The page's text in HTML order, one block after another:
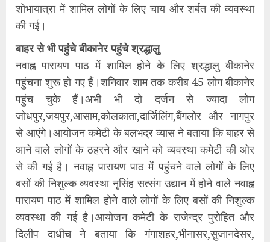
शोभायात्रा में शामिल लोगों के लिए चाय और शर्बत की व्यवस्था
की गई।
बाहर से भी पहुंचे बीकानेर पहुंचे श्रद्धालु
नवाह्न पारायण पाठ में शामिल होने के लिए श्रद्धालु बीकानेर
पहुंचना शुरू हो गए हैं।शनिवार शाम तक करीब 45 लोग बीकानेर
पहुंच चुके हैं।अभी भी दो दर्जन से ज्यादा लोग
जोधपुर,जयपुर,आसाम,कोलकाता,दार्जिलिंग,बैंगलोर और नागपुर
से आएंगे।आयोजन कमेटी के बलभद्र व्यास ने बताया कि बाहर से
आने वाले लोगों के ठहरने और खाने को व्यवस्था कमेटी की ओर
से की गई है। नवाह्न पारायण पाठ में पहुंचने वाले लोगों के लिए
बसों की निशुल्क व्यवस्था नृसिंह सत्संग उद्यान में होने वाले नवाह्न
पारायण पाठ में शामिल होने वाले लोगों के लिए बसों की निशुल्क
व्यवस्था की गई है।आयोजन कमेटी के राजेन्द्र पुरोहित और
दिलीप दाधीच ने बताया कि गंगाशहर,भीनासर,सुजानदेसर,